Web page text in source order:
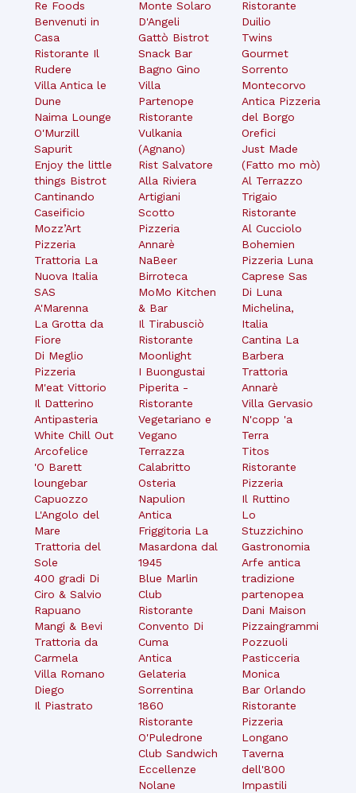
Re Foods
Benvenuti in
Casa
Ristorante Il
Rudere
Villa Antica le
Dune
Naima Lounge
O'Murzill
Sapurit
Enjoy the little
things Bistrot
Cantinando
Caseificio
Mozz’Art
Pizzeria
Trattoria La
Nuova Italia
SAS
A'Marenna
La Grotta da
Fiore
Di Meglio
Pizzeria
M'eat Vittorio
Il Datterino
Antipasteria
White Chill Out
Arcofelice
'O Barett
loungebar
Capuozzo
L'Angolo del
Mare
Trattoria del
Sole
400 gradi Di
Ciro & Salvio
Rapuano
Mangi & Bevi
Trattoria da
Carmela
Villa Romano
Diego
Il Piastrato
Monte Solaro
D'Angeli
Gattò Bistrot
Snack Bar
Bagno Gino
Villa
Partenope
Ristorante
Vulkania
(Agnano)
Rist Salvatore
Alla Riviera
Artigiani
Scotto
Pizzeria
Annarè
NaBeer
Birroteca
MoMo Kitchen
& Bar
Il Tirabusciò
Ristorante
Moonlight
I Buongustai
Piperita -
Ristorante
Vegetariano e
Vegano
Terrazza
Calabritto
Osteria
Napulion
Antica
Friggitoria La
Masardona dal
1945
Blue Marlin
Club
Ristorante
Convento Di
Cuma
Antica
Gelateria
Sorrentina
1860
Ristorante
O'Puledrone
Club Sandwich
Eccellenze
Nolane
Ristorante
Duilio
Twins
Gourmet
Sorrento
Montecorvo
Antica Pizzeria
del Borgo
Orefici
Just Made
(Fatto mo mò)
Al Terrazzo
Trigaio
Ristorante
Al Cucciolo
Bohemien
Pizzeria Luna
Caprese Sas
Di Luna
Michelina,
Italia
Cantina La
Barbera
Trattoria
Annarè
Villa Gervasio
N'copp 'a
Terra
Titos
Ristorante
Pizzeria
Il Ruttino
Lo
Stuzzichino
Gastronomia
Arfe antica
tradizione
partenopea
Dani Maison
Pizzaingrammi
Pozzuoli
Pasticceria
Monica
Bar Orlando
Ristorante
Pizzeria
Longano
Taverna
dell'800
Impastili